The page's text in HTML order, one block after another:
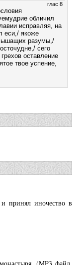
глас 8
обличил
исправляя, на
еси,/ якоже
разумы,/
сего
оставление
твое успение,
принял иночество в